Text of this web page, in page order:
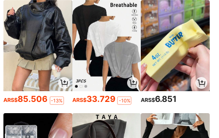
ARS$85.506 -13% ARS$33.729 -10% ARS$6.851